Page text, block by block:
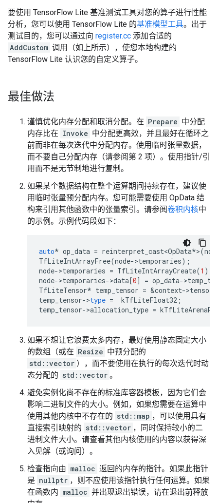
要使用 TensorFlow Lite 基准测试工具对您的算子进行性能
分析，您可以使用 TensorFlow Lite 的基准模型工具。出于
测试目的，您可以通过向 register.cc 添加合适的
AddCustom 调用（如上所示），使您本地构建的
TensorFlow Lite 认识您的自定义算子。
最佳做法
谨慎优化内存分配和取消分配。在 Prepare 中分配
内存比在 Invoke 中分配更高效，并且最好在循环之
前而非在每次迭代中分配内存。使用临时张量数据，
而不要自己分配内存（请参阅第 2 项）。使用指针/引
用而不是无节制地进行复制。
如果某个数据结构在整个运算期间持续存在，建议使
用临时张量预分配内存。您可能需要使用 OpData 结
构来引用其他函数中的张量索引。请参阅卷积内核中
的示例。示例代码段如下：
auto* op_data = reinterpret_cast<OpData*>(
TfLiteIntArrayFree(node->temporaries);
node->temporaries = TfLiteIntArrayCreate(1 );
node->temporaries->data[0] = op_data->
TfLiteTensor* temp_tensor = &context->tensors
temp_tensor->type = kTfLiteFloat32 ;
temp_tensor->allocation_type = kTfLiteArenaRw
如果不想让它浪费太多内存，最好使用静态固定大小
的数组（或在 Resize 中预分配的
std::vector ），而不要使用在执行的每次迭代时动
态分配的 std::vector 。
避免实例化尚不存在的标准库容器模板，因为它们会
影响二进制文件的大小。例如，如果您需要在运算中
使用其他内核中不存在的 std::map ，可以使用具有
直接索引映射的 std::vector ，同时保持较小的二
进制文件大小。请查看其他内核使用的内容以获得深
入见解（或询问）。
检查指向由 malloc 返回的内存的指针。如果此指针
是 nullptr ，则不应使用该指针执行任何运算。如果
在函数内 malloc 并出现退出错误，请在退出前释放